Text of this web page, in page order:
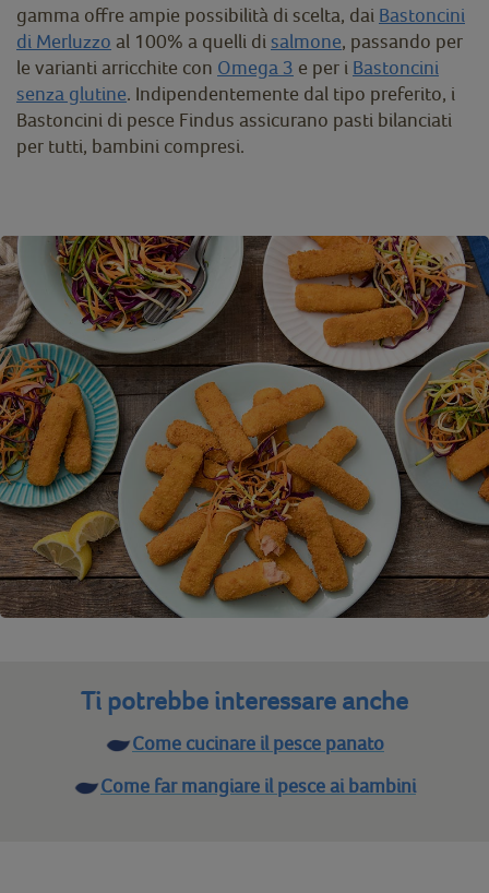
gamma offre ampie possibilità di scelta, dai Bastoncini
di Merluzzo al 100% a quelli di salmone, passando per
le varianti arricchite con Omega 3 e per i Bastoncini
senza glutine. Indipendentemente dal tipo preferito, i
Bastoncini di pesce Findus assicurano pasti bilanciati
per tutti, bambini compresi.
Ti potrebbe interessare anche
Come cucinare il pesce panato
Come far mangiare il pesce ai bambini